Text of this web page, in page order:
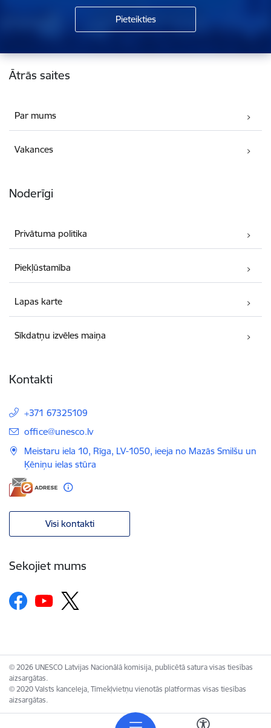
Kājene
Ātrās saites
Par mums
Vakances
Noderīgi
Privātuma politika
Piekļūstamība
Lapas karte
Sīkdatņu izvēles maiņa
Kontakti
+371 67325109
E-pasts:
office@unesco.lv
Meistaru iela 10, Rīga, LV-1050, ieeja no Mazās Smilšu un
Ķēniņu ielas stūra
Visi kontakti
Sekojiet mums
© 2026 UNESCO Latvijas Nacionālā komisija, publicētā satura visas tiesības
aizsargātas.
© 2020 Valsts kanceleja, Tīmekļvietņu vienotās platformas visas tiesības
aizsargātas.